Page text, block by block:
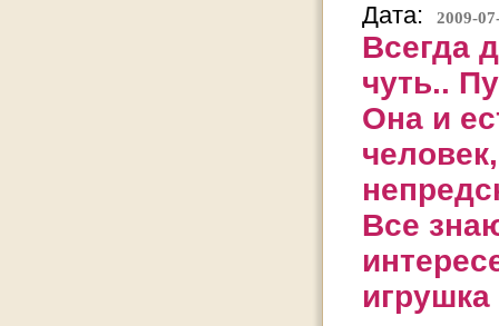
Дата:
2009-
Всегда
чуть..
Она и
Все